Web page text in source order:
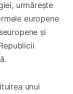
urmărește
europene
și
unui